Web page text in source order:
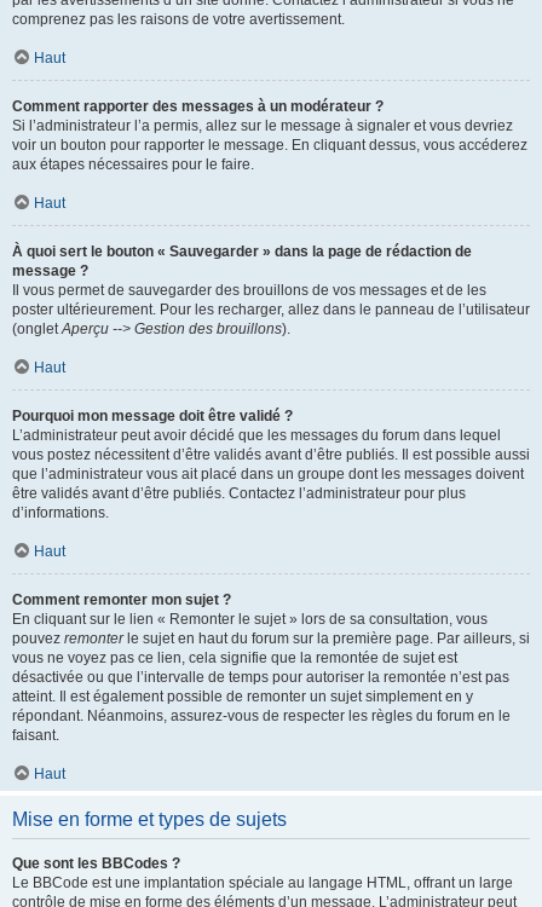
comprenez pas les raisons de votre avertissement.
Haut
Comment rapporter des messages à un modérateur ?
Si l’administrateur l’a permis, allez sur le message à signaler et vous devriez
voir un bouton pour rapporter le message. En cliquant dessus, vous accéderez
aux étapes nécessaires pour le faire.
Haut
À quoi sert le bouton « Sauvegarder » dans la page de rédaction de
message ?
Il vous permet de sauvegarder des brouillons de vos messages et de les
poster ultérieurement. Pour les recharger, allez dans le panneau de l’utilisateur
(ongletAperçu --> Gestion des brouillons).
Haut
Pourquoi mon message doit être validé ?
L’administrateur peut avoir décidé que les messages du forum dans lequel
vous postez nécessitent d’être validés avant d’être publiés. Il est possible aussi
que l’administrateur vous ait placé dans un groupe dont les messages doivent
être validés avant d’être publiés. Contactez l’administrateur pour plus
d’informations.
Haut
Comment remonter mon sujet ?
En cliquant sur le lien « Remonter le sujet » lors de sa consultation, vous
pouvez remonterle sujet en haut du forum sur la première page. Par ailleurs, si
vous ne voyez pas ce lien, cela signifie que la remontée de sujet est
désactivée ou que l’intervalle de temps pour autoriser la remontée n’est pas
atteint. Il est également possible de remonter un sujet simplement en y
répondant. Néanmoins, assurez-vous de respecter les règles du forum en le
faisant.
Haut
Mise en forme et types de sujets
Que sont les BBCodes ?
Le BBCode est une implantation spéciale au langage HTML, offrant un large
contrôle de mise en forme des éléments d’un message. L’administrateur peut